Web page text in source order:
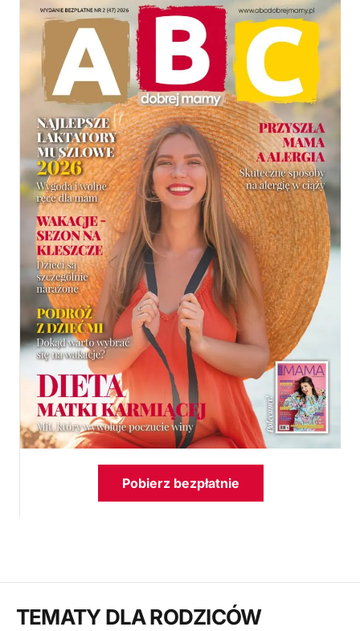
Pobierz bezpłatnie
TEMATY DLA RODZICÓW